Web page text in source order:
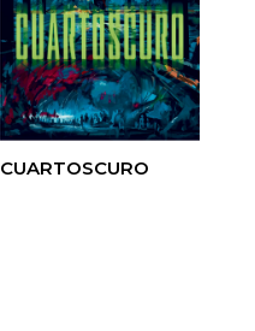
CUARTOSCURO